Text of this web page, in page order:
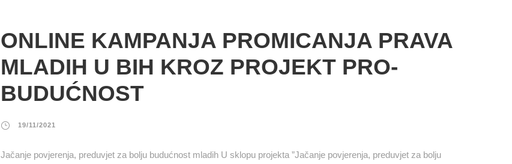
ONLINE KAMPANJA PROMICANJA PRAVA
MLADIH U BIH KROZ PROJEKT PRO-
BUDUĆNOST
19/11/2021
Jačanje povjerenja, preduvjet za bolju budućnost mladih U sklopu projekta ”Jačanje povjerenja, preduvjet za bolju